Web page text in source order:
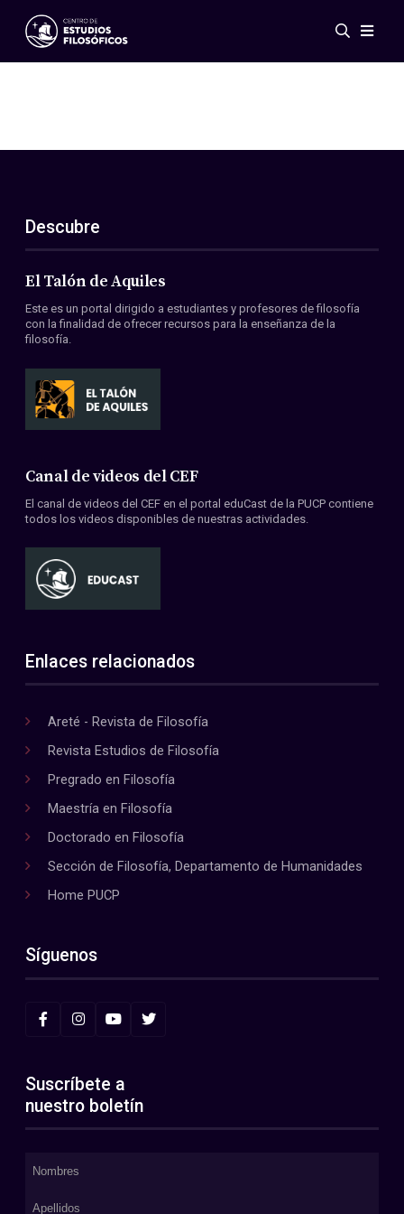
Eventos
ES
EN
Acerca de nosotros
Miembros
Convenios
Descubre
El Talón de Aquiles
Este es un portal dirigido a estudiantes y profesores de filosofía
con la finalidad de ofrecer recursos para la enseñanza de la
filosofía.
Canal de videos del CEF
El canal de videos del CEF en el portal eduCast de la PUCP contiene
todos los videos disponibles de nuestras actividades.
Enlaces relacionados
Areté - Revista de Filosofía
Revista Estudios de Filosofía
Pregrado en Filosofía
Maestría en Filosofía
Doctorado en Filosofía
Sección de Filosofía, Departamento de Humanidades
Home PUCP
Síguenos
Suscríbete a
nuestro boletín